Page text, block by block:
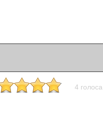
4 голоса